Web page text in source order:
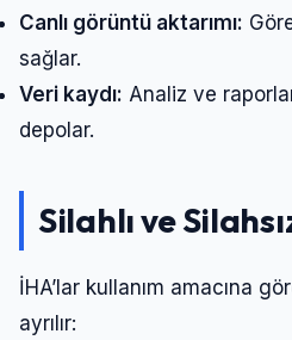
Canlı görüntü aktarımı:
sağlar.
Veri kaydı: Analiz ve
depolar.
Silahlı ve
İHA’lar kullanım amacına
ayrılır: